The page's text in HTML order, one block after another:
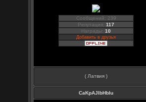
Сообщений: 239
Репутация:117
Награды:10
Добавить в друзья
( Латвия )
CaKpAJIbHbIu